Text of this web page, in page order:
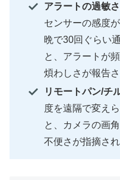
アラートの過敏
センサーの感度
晩で30回ぐらい
と、アラートが
煩わしさが報告さ
リモートパン/チ
度を遠隔で変え
と、カメラの画
不便さが指摘され